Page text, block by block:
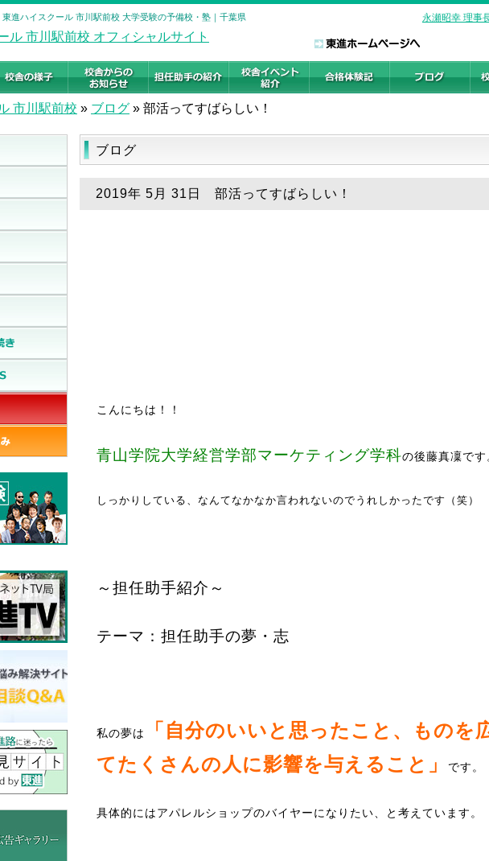
進ハイスクール 市川駅前校 大学受験の予備校・塾｜千葉県 永瀬昭幸 理事
市川駅前校 » ブログ » 部活ってすばらしい！
ブログ
2019年 5月 31日 部活ってすばらしい！
こんにちは！！
青山学院大学経営学部マーケティング学科の後藤真凜です
しっかりしている、なんてなかなか言われないのでうれしかったです（笑）
～担任助手紹介～
テーマ：担任助手の夢・志
私の夢は
「自分のいいと思ったこと、ものを
てたくさんの人に影響を与えること」
です。
具体的にはアパレルショップのバイヤーになりたい、と考えています。